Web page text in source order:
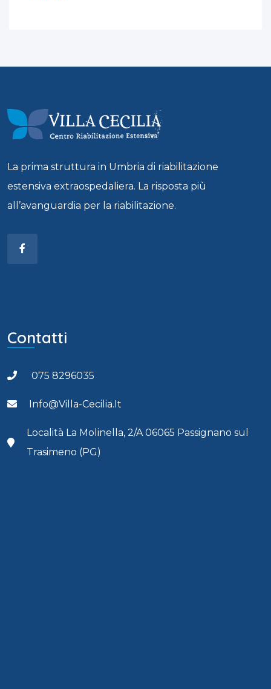
La prima struttura in Umbria di riabilitazione
estensiva extraospedaliera. La risposta più
all’avanguardia per la riabilitazione.
Contatti
075 8296035
Info@villa-Cecilia.it
Località La Molinella, 2/A 06065 Passignano sul
Trasimeno (PG)